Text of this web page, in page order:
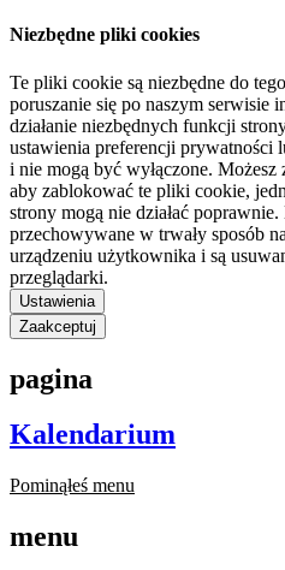
Niezbędne pliki cookies
Te pliki cookie są niezbędne do
poruszanie się po naszym serwisie
działanie niezbędnych funkcji
ustawienia preferencji prywatności
i nie mogą być wyłączone.
aby zablokować te pliki cookie,
strony mogą nie działać
przechowywane w trwały sposób
urządzeniu użytkownika i są
przeglądarki.
Ustawienia
Zaakceptuj
pagina
Kalendarium
Pominąłeś menu
menu